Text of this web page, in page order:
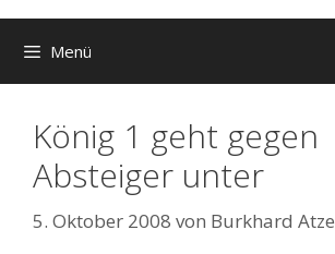
Menü
König 1 geht gegen
Absteiger unter
5. Oktober 2008 von Burkhard Atze